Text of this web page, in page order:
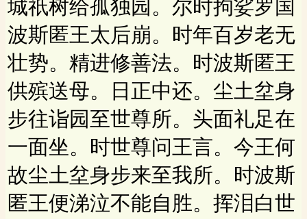
城祇树给孤独园。尔时拘娑罗国
波斯匿王太后崩。时年百岁老无
壮势。精进修善法。时波斯匿王
供殡送母。日正中还。尘土坌身
步往诣园至世尊所。头面礼足在
一面坐。时世尊问王言。今王何
故尘土坌身步来至我所。时波斯
匿王便涕泣不能自胜。挥泪白世